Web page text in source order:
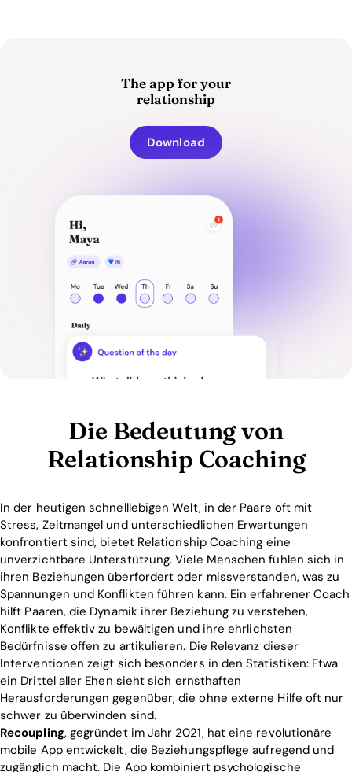
The app for your
relationship
Download
Die Bedeutung von
Relationship Coaching
In der heutigen schnelllebigen Welt, in der Paare oft mit
Stress, Zeitmangel und unterschiedlichen Erwartungen
konfrontiert sind, bietet Relationship Coaching eine
unverzichtbare Unterstützung. Viele Menschen fühlen sich in
ihren Beziehungen überfordert oder missverstanden, was zu
Spannungen und Konflikten führen kann. Ein erfahrener Coach
hilft Paaren, die Dynamik ihrer Beziehung zu verstehen,
Konflikte effektiv zu bewältigen und ihre ehrlichsten
Bedürfnisse offen zu artikulieren. Die Relevanz dieser
Interventionen zeigt sich besonders in den Statistiken: Etwa
ein Drittel aller Ehen sieht sich ernsthaften
Herausforderungen gegenüber, die ohne externe Hilfe oft nur
schwer zu überwinden sind.
Recoupling, gegründet im Jahr 2021, hat eine revolutionäre
mobile App entwickelt, die Beziehungspflege aufregend und
zugänglich macht. Die App kombiniert psychologische